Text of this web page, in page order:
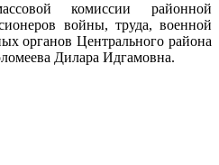
комиссии районной
войны, труда, военной
органов Центрального района
Дилара Идгамовна.